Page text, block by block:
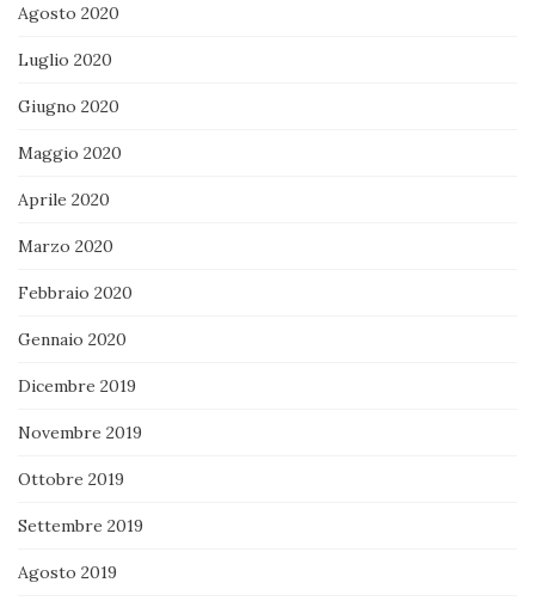
Agosto 2020
Luglio 2020
Giugno 2020
Maggio 2020
Aprile 2020
Marzo 2020
Febbraio 2020
Gennaio 2020
Dicembre 2019
Novembre 2019
Ottobre 2019
Settembre 2019
Agosto 2019